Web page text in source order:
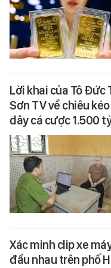
Lời khai của Tô Đức
Sơn TV về chiêu
dây cá cược 1.500
Xác minh clip xe
đầu nhau trên phố